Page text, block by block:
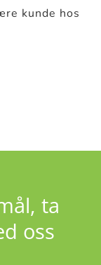
kunde hos
ta
oss